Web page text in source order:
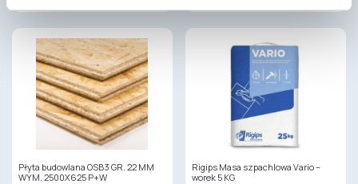
Płyta budowlana OSB3 GR. 22 MM
WYM. 2500X625 P+W
Rigips Masa szpachlowa Vario –
worek 5 KG